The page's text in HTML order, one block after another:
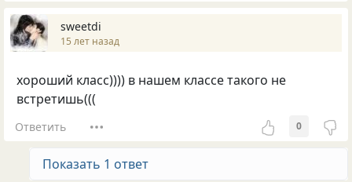
sweetdi
15 лет назад
хороший класс)))) в нашем классе такого не
встретишь(((
Ответить 0
Показать 1 ответ